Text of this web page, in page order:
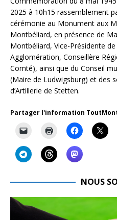
2025 à 10h15 rassemblement
cérémonie au Monument aux
Montbéliard, en présence de
Montbéliard, Vice-Présidente
Agglomération, Conseillère
Comté), ainsi que du Conseil
(Maire de Ludwigsburg) et des
d’Artillerie de Stetten.
Partager l'information
NOUS